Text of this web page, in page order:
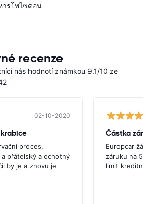
ารโพไซดอน
recenze
nás hodnotí známkou 9.1/10 ze
02-10-2020
proces,
přátelský a ochotný
by je a znovu je
Částka
Europcar
záruku na 5
limit kreditní